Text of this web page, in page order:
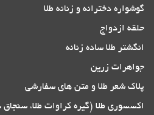
گوشواره دخترانه و زنانه طلا
حلقه ازدواج
انگشتر طلا ساده زنانه
جواهرات زرین
پلاک شعر طلا و متن های سفارشی
اکسسوری طلا (گیره کراوات طلا،